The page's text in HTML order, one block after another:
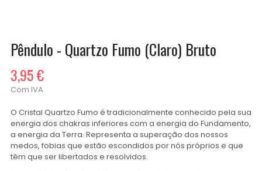
Pêndulo - Quartzo Fumo (claro) Bruto
3,95 €
Com IVA
O Cristal Quartzo Fumo é tradicionalmente conhecido pela sua
energia dos chakras inferiores com a energia do Fundamento,
a energia da Terra. Representa a superação dos nossos
medos, fobias que estão escondidos por nós próprios e que
têm que ser libertados e resolvidos.